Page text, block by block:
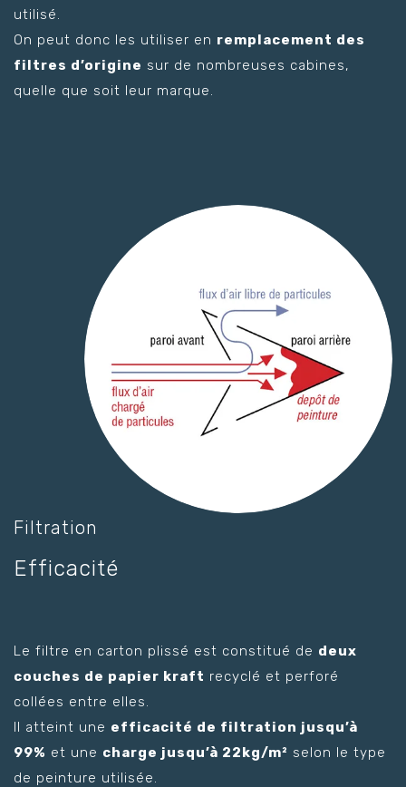
utilisé.
On peut donc les utiliser en remplacement des
filtres d’origine sur de nombreuses cabines,
quelle que soit leur marque.
Filtration
Efficacité
Le filtre en carton plissé est constitué de deux
couches de papier kraft recyclé et perforé
collées entre elles.
Il atteint une efficacité de filtration jusqu’à
99% et une charge jusqu’à 22kg/m² selon le type
de peinture utilisée.